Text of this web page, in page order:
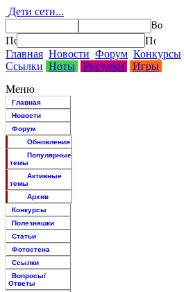
Дети сети...
Главная Новости Форум Конкурсы
Ссылки Ноты Рисунки
Игры
Меню
Главная
Новости
Форум
Обновления
Популярные
темы
Активные
темы
Архив
Конкурсы
Полезняшки
Статьи
Фотостена
Ссылки
Вопросы/
Ответы